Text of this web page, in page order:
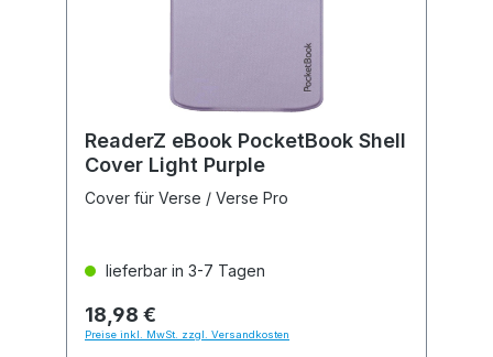
ReaderZ eBook PocketBook Shell
Cover Light Purple
Cover für Verse / Verse Pro
lieferbar in 3-7 Tagen
18,98 €
Preise inkl. MwSt. zzgl. Versandkosten